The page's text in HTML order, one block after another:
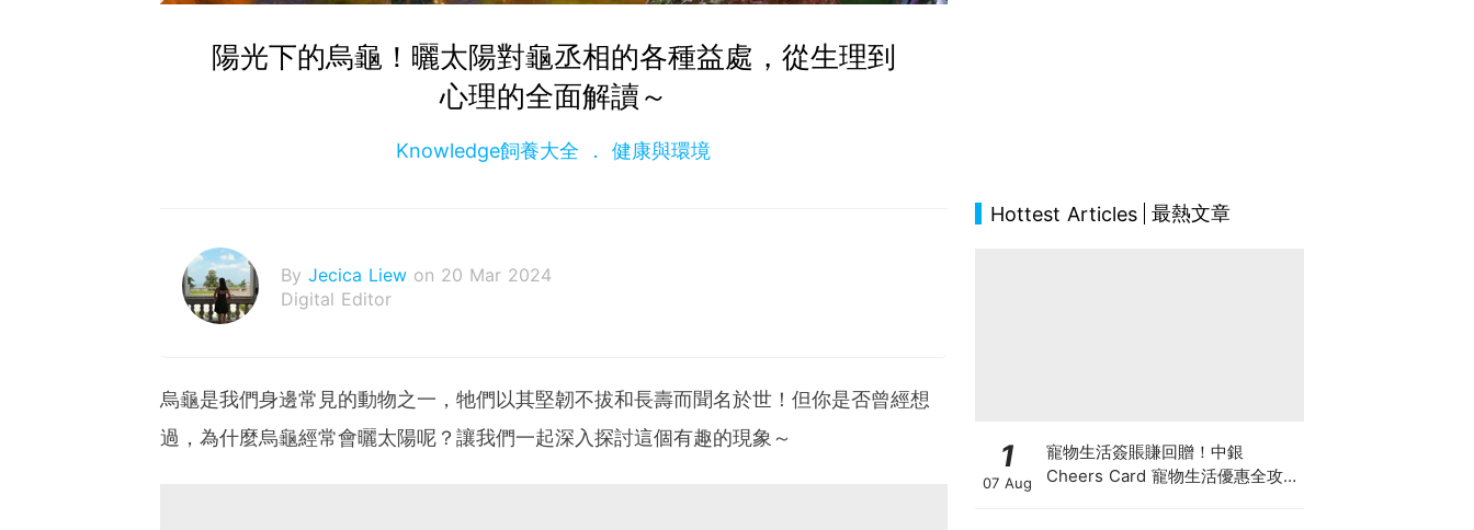
陽光下的烏龜！曬太陽對龜丞相的各種益處，從生理到
心理的全面解讀～
Knowledge飼養大全 健康與環境
By Jecica Liew on 20 Mar 2024
Digital Editor
烏龜是我們身邊常見的動物之一，牠們以其堅韌不拔和長壽而聞名於世！但你是否曾經想
過，為什麼烏龜經常會曬太陽呢？讓我們一起深入探討這個有趣的現象～
Hottest Articles 最熱文章
1
07 Aug
寵物生活簽賬賺回贈！中銀
Cheers Card 寵物生活優惠全攻